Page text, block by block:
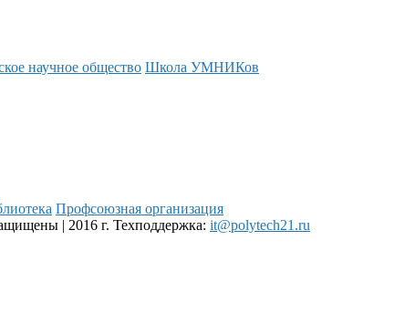
научное общество Школа УМНИКов
Профсоюзная организация
| 2016 г. Техподдержка: it@polytech21.ru